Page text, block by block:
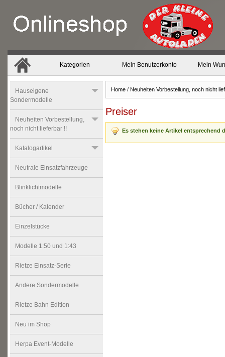
Kategorien Mein Benutzerkonto Mein
Home / Neuheiten Vorbestellung, noch nicht
Preiser
Es stehen keine Artikel entsprechend
Hauseigene
Sondermodelle
Neuheiten Vorbestellung,
noch nicht lieferbar !!
Katalogartikel
Neutrale Einsatzfahrzeuge
Blinklichtmodelle
Bücher / Kalender
Einzelstücke
Modelle 1:50 und 1:43
Rietze Einsatz-Serie
Andere Sondermodelle
Rietze Bahn Edition
Neu im Shop
Herpa Event-Modelle